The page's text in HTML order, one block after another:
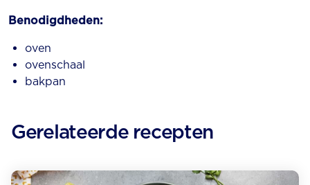
Benodigdheden:
oven
ovenschaal
bakpan
Gerelateerde recepten